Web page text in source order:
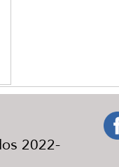
2022-